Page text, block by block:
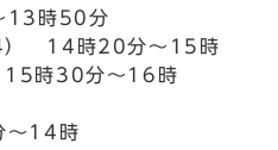
13時50分
4） 14時20分～15時
15時30分～16時
～14時